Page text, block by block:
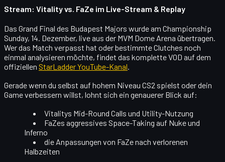
Stream: Vitality vs. FaZe im Live-Stream & Replay
Das Grand Final des Budapest Majors wurde am Championship
Sunday, 14. Dezember, live aus der MVM Dome Arena übertragen.
Wer das Match verpasst hat oder bestimmte Clutches noch
einmal analysieren möchte, findet das komplette VOD auf dem
offiziellen StarLadder YouTube-Kanal.
Gerade wenn du selbst auf hohem Niveau CS2 spielst oder dein
Game verbessern willst, lohnt sich ein genauerer Blick auf:
Vitalitys Mid-Round Calls und Utility-Nutzung
FaZes aggressives Space-Taking auf Nuke und
Inferno
die Anpassungen von FaZe nach verlorenen
Halbzeiten